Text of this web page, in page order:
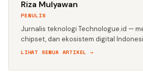
Riza Mulyawan
PENULIS
Jurnalis teknologi Technologue.id —
chipset, dan ekosistem digital
LIHAT SEMUA ARTIKEL →